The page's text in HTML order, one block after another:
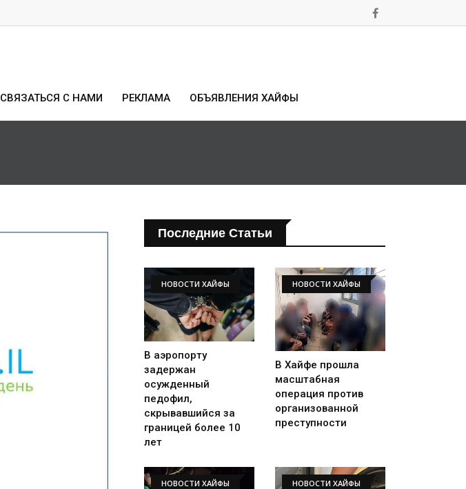
СВЯЗАТЬСЯ С НАМИ РЕКЛАМА ОБЪЯВЛЕНИЯ ХАЙФЫ
Последние Статьи
НОВОСТИ ХАЙФЫ
В аэропорту
задержан
осужденный
педофил,
скрывавшийся за
границей более 10
лет
НОВОСТИ ХАЙФЫ
В Хайфе прошла
масштабная
операция против
организованной
преступности
НОВОСТИ ХАЙФЫ НОВОСТИ ХАЙФЫ